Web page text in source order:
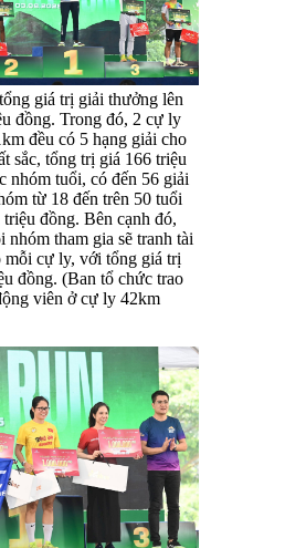
giá trị giải thưởng lên
đồng. Trong đó, 2 cự ly
đều có 5 hạng giải cho
sắc, tổng trị giá 166 triệu
nhóm tuổi, có đến 56 giải
từ 18 đến trên 50 tuổi
đồng. Bên cạnh đó,
nhóm tham gia sẽ tranh tài
mỗi cự ly, với tổng giá trị
đồng. (Ban tổ chức trao
viên ở cự ly 42km